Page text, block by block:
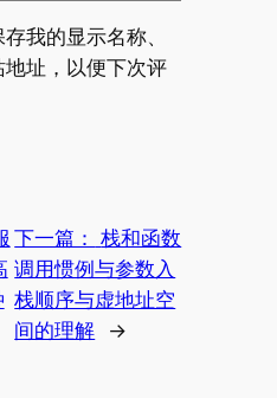
我的显示名称、
址，以便下次评
下一篇：
栈和函数
调用惯例与参数入
栈顺序与虚地址空
间的理解
→